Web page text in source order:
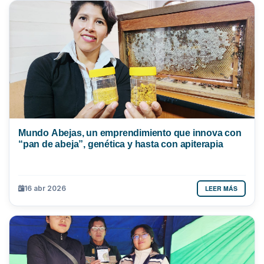
Mundo Abejas, un emprendimiento que innova con
“pan de abeja”, genética y hasta con apiterapia
16 abr 2026 LEER MÁS